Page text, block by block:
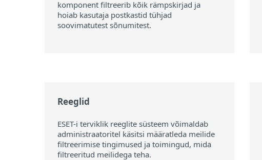
komponent filtreerib kõik rämpskirjad ja
hoiab kasutaja postkastid tühjad
soovimatutest sõnumitest.
Reeglid
ESET-i terviklik reeglite süsteem võimaldab
administraatoritel käsitsi määratleda meilide
filtreerimise tingimused ja toimingud, mida
filtreeritud meilidega teha.